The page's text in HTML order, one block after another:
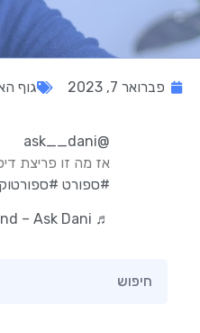
פברואר 7, 2023 גוף
@ask__dani
אז מה זו פריצת
#ספורט #ספורטוק
♬ original sound – Ask Dani